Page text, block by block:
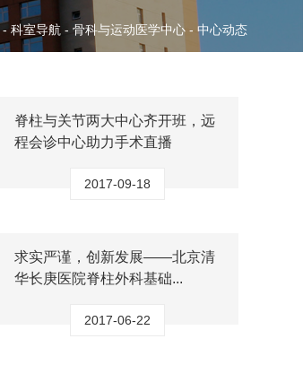
- 科室导航 - 骨科与运动医学中心 - 中心动态
脊柱与关节两大中心齐开班，远
程会诊中心助力手术直播
2017-09-18
求实严谨，创新发展——北京清
华长庚医院脊柱外科基础...
2017-06-22